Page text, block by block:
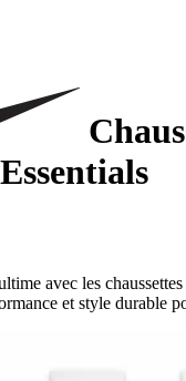
avec les
et style durable